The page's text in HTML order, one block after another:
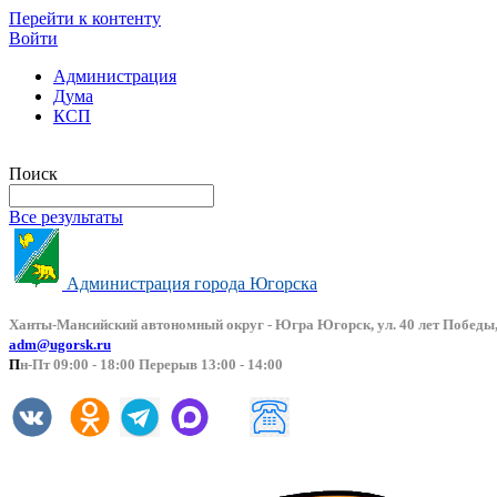
Перейти к контенту
Войти
Администрация
Дума
КСП
Поиск
Все результаты
Администрация города Югорска
Ханты-Мансийский автономный округ - Югра Югорск, ул. 40 лет
adm@ugorsk.ru
Пн-Пт 09:00 - 18:00 Перерыв 13:00 - 14:00